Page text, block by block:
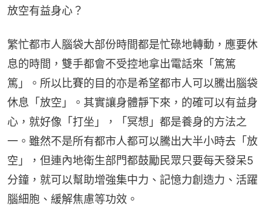
放空有益身心？
繁忙都市人腦袋大部份時間都是忙碌地轉動，應要休
息的時間，雙手都會不受控地拿出電話來「篤篤
篤」。所以比賽的目的亦是希望都市人可以騰出腦袋
休息「放空」。其實讓身體靜下來，的確可以有益身
心，就好像「打坐」，「冥想」都是養身的方法之
一。雖然不是所有都市人都可以騰出大半小時去「放
空」，但連內地衛生部門都鼓勵民眾只要每天發呆5
分鐘，就可以幫助增強集中力、記憶力創造力、活躍
腦細胞、緩解焦慮等功效。